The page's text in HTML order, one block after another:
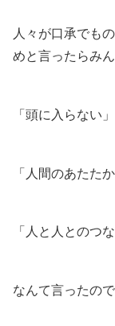
人々が口承でも
めと言ったらみ
「頭に入らない」
「人間のあたた
「人と人とのつ
なんて言ったの